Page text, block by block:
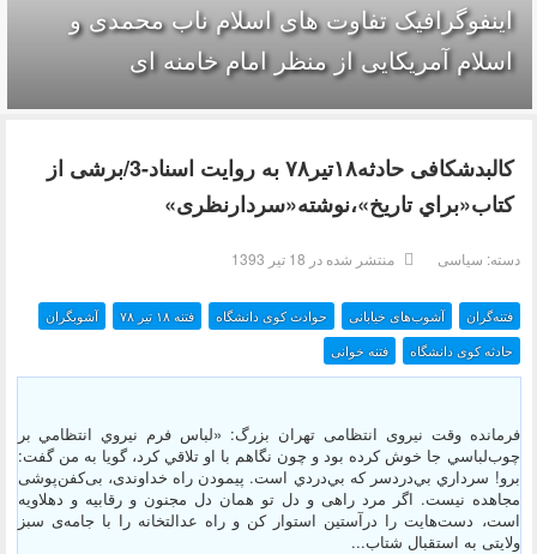
اینفوگرافیک تفاوت های اسلام ناب محمدی و
اسلام آمریکایی از منظر امام خامنه ای
کالبدشکافی حادثه۱۸تير۷۸ به روایت اسناد-3/برشی از
كتاب«براي تاريخ»،نوشته‌«سردارنظری»
دسته: سیاسی منتشر شده در 18 تیر 1393
فتنه‌گران آشوب‌های خیابانی حوادث کوی دانشگاه فتنه ۱۸ تير ۷۸
آشوبگران
فتنه خوانی
حادثه کوی دانشگاه
فرمانده وقت نیروی انتظامی تهران بزرگ: «لباس فرم نيروي انتظامي بر
چوب‌لباسي جا خوش كرده بود و چون نگاهم با او تلاقي كرد، گويا به من گفت:
برو! سرداري بي‌دردسر كه بي‌دردي است. پیمودن راه خداوندی، بی‌کفن‌پوشی
مجاهده نیست. اگر مرد راهی و دل تو همان دل مجنون و رقابیه و دهلاویه
است، دست‌هایت را درآستین استوار کن و راه عدالتخانه را با جامه‌ی سبز
ولایتی به استقبال شتاب...